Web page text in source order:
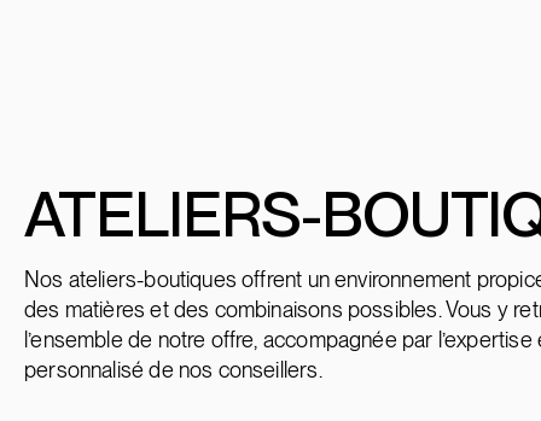
ATELIERS-
Nos ateliers-boutiques offrent un environnement
des matières et des combinaisons possibles. Vous y
l’ensemble de notre offre, accompagnée par
personnalisé de nos conseillers.